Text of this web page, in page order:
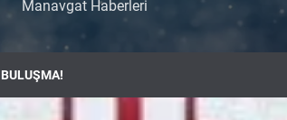
Manavgat Haberleri